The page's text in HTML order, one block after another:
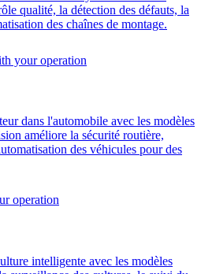
qualité, la détection des défauts, la
des chaînes de montage.
dans l'automobile avec les modèles
améliore la sécurité routière,
des véhicules pour des
intelligente avec les modèles